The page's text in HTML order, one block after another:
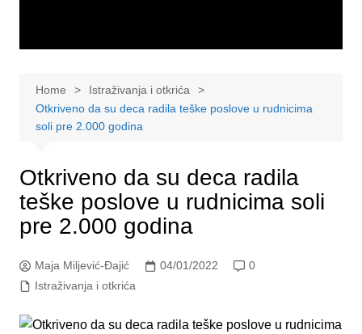
Home
Istraživanja i otkrića
Otkriveno da su deca radila teške poslove u rudnicima
soli pre 2.000 godina
Otkriveno da su deca radila
teške poslove u rudnicima soli
pre 2.000 godina
Maja Miljević-Đajić 04/01/2022
0
Istraživanja i otkrića